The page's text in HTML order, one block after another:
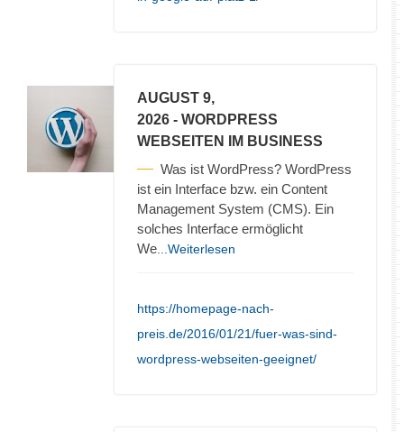
AUGUST 9,
2026 - WORDPRESS
WEBSEITEN IM BUSINESS
Was ist WordPress? WordPress
ist ein Interface bzw. ein Content
Management System (CMS). Ein
solches Interface ermöglicht
We ...Weiterlesen
https://homepage-nach-
preis.de/2016/01/21/fuer-was-sind-
wordpress-webseiten-geeignet/